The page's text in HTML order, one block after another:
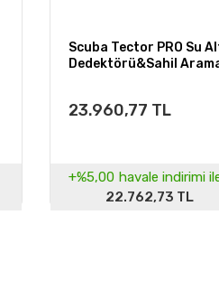
Scuba Tector PRO Su
Dedektörü&Sahil
23.960,77 TL
+%5,00 havale indirimi
22.762,73 TL